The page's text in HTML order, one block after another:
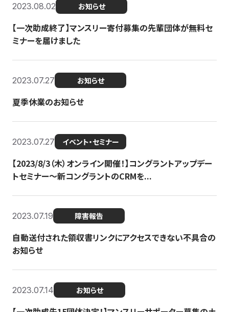
2023.08.02 お知らせ
【一次助成終了】マンスリー寄付募集の先輩団体が無料セ
ミナーを届けました
2023.07.27 お知らせ
夏季休業のお知らせ
2023.07.27 イベント・セミナー
【2023/8/3（木）オンライン開催！】コングラントアップデー
トセミナー〜新コングラントのCRMを...
2023.07.19 障害報告
自動送付された領収書リンクにアクセスできない不具合の
お知らせ
2023.07.14 お知らせ